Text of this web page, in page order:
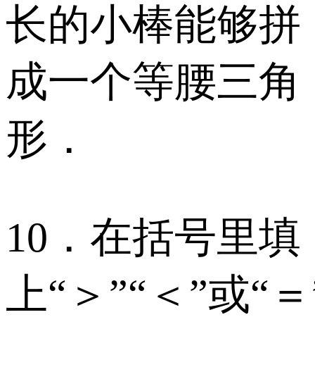
长的小棒能够拼
成一个等腰三角
形．
10．在括号里填
上“＞”“＜”或“